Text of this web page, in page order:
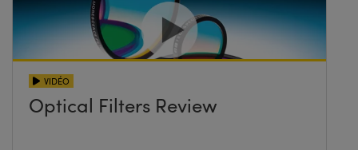
VIDÉO
Optical Filters Review